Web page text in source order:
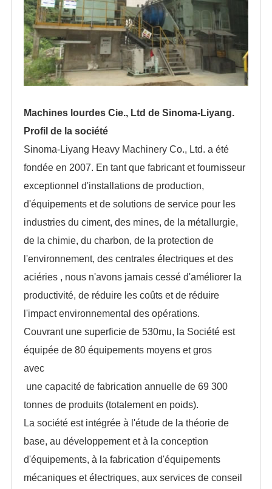
Machines lourdes Cie., Ltd de Sinoma-Liyang.
Profil de la société
Sinoma-Liyang Heavy Machinery Co., Ltd. a été
fondée en 2007. En tant que fabricant et fournisseur
exceptionnel d'installations de production,
d'équipements et de solutions de service pour les
industries du ciment, des mines, de la métallurgie,
de la chimie, du charbon, de la protection de
l'environnement, des centrales électriques et des
aciéries , nous n'avons jamais cessé d'améliorer la
productivité, de réduire les coûts et de réduire
l'impact environnemental des opérations.
Couvrant une superficie de 530mu, la Société est
équipée de 80 équipements moyens et gros
avec
une capacité de fabrication annuelle de 69 300
tonnes de produits (totalement en poids).
La société est intégrée à l'étude de la théorie de
base, au développement et à la conception
d'équipements, à la fabrication d'équipements
mécaniques et électriques, aux services de conseil